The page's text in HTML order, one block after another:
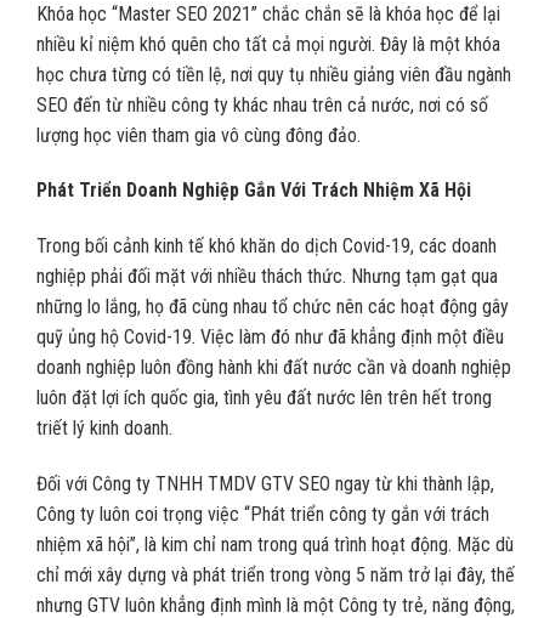
Khóa học “Master SEO 2021” chắc chắn sẽ là khóa học để lại
nhiều kỉ niệm khó quên cho tất cả mọi người. Đây là một khóa
học chưa từng có tiền lệ, nơi quy tụ nhiều giảng viên đầu ngành
SEO đến từ nhiều công ty khác nhau trên cả nước, nơi có số
lượng học viên tham gia vô cùng đông đảo.
Phát Triển Doanh Nghiệp Gắn Với Trách Nhiệm Xã Hội
Trong bối cảnh kinh tế khó khăn do dịch Covid-19, các doanh
nghiệp phải đối mặt với nhiều thách thức. Nhưng tạm gạt qua
những lo lắng, họ đã cùng nhau tổ chức nên các hoạt động gây
quỹ ủng hộ Covid-19. Việc làm đó như đã khẳng định một điều
doanh nghiệp luôn đồng hành khi đất nước cần và doanh nghiệp
luôn đặt lợi ích quốc gia, tình yêu đất nước lên trên hết trong
triết lý kinh doanh.
Đối với Công ty TNHH TMDV GTV SEO ngay từ khi thành lập,
Công ty luôn coi trọng việc “Phát triển công ty gắn với trách
nhiệm xã hội”, là kim chỉ nam trong quá trình hoạt động. Mặc dù
chỉ mới xây dựng và phát triển trong vòng 5 năm trở lại đây, thế
nhưng GTV luôn khẳng định mình là một Công ty trẻ, năng động,